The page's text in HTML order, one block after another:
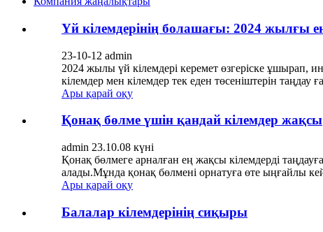
Үй кілемдерінің болашағы: 2024 жылғы
23-10-12 admin
2024 жылы үй кілемдері керемет өзгеріске ұшырап,
кілемдер мен кілемдер тек еден төсеніштерін таңдау
Ары қарай оқу
Қонақ бөлме үшін қандай кілемдер жақсы
admin 23.10.08 күні
Қонақ бөлмеге арналған ең жақсы кілемдерді
алады.Мұнда қонақ бөлмені орнатуға өте ыңғайлы
Ары қарай оқу
Балалар кілемдерінің сиқыры